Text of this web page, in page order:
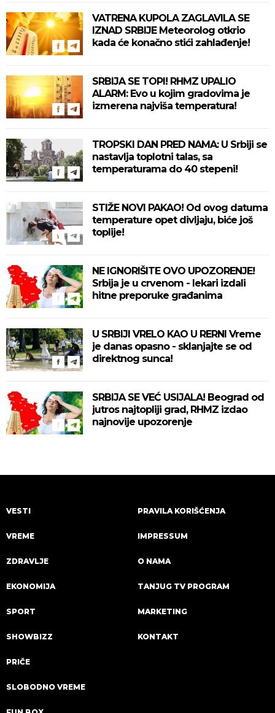
VATRENA KUPOLA ZAGLAVILA SE
IZNAD SRBIJE Meteorolog otkrio
kada će konačno stići zahlađenje!
SRBIJA SE TOPI! RHMZ UPALIO
ALARM: Evo u kojim gradovima je
izmerena najviša temperatura!
TROPSKI DAN PRED NAMA: U Srbiji se
nastavlja toplotni talas, sa
temperaturama do 40 stepeni!
STIŽE NOVI PAKAO! Od ovog datuma
temperature opet divljaju, biće još
toplije!
NE IGNORIŠITE OVO UPOZORENJE!
Srbija je u crvenom - lekari izdali
hitne preporuke građanima
U SRBIJI VRELO KAO U RERNI Vreme
je danas opasno - sklanjajte se od
direktnog sunca!
SRBIJA SE VEĆ USIJALA! Beograd od
jutros najtopliji grad, RHMZ izdao
najnovije upozorenje
VESTI
VREME
ZDRAVLJE
EKONOMIJA
SPORT
SHOWBIZZ
PRIČE
SLOBODNO VREME
PRAVILA KORIŠĆENJA
IMPRESSUM
O NAMA
TANJUG TV PROGRAM
MARKETING
KONTAKT